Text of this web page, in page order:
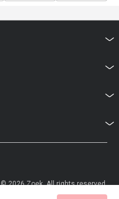
© 2026 Zoek. All rights reserved.